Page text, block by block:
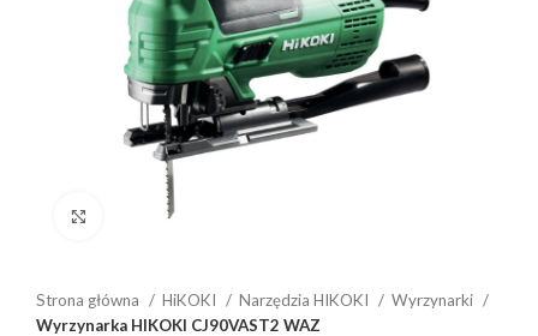
Click to enlarge
Strona główna HiKOKI Narzędzia HIKOKI
Wyrzynarki
Wyrzynarka HIKOKI CJ90VAST2 WAZ